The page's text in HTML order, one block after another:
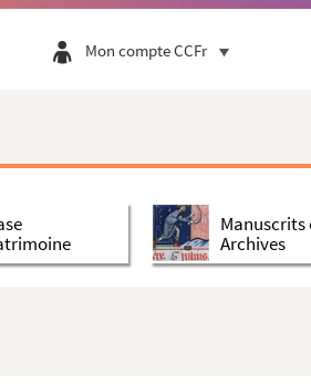
Mon compte CCFr
Manuscrits
Archives